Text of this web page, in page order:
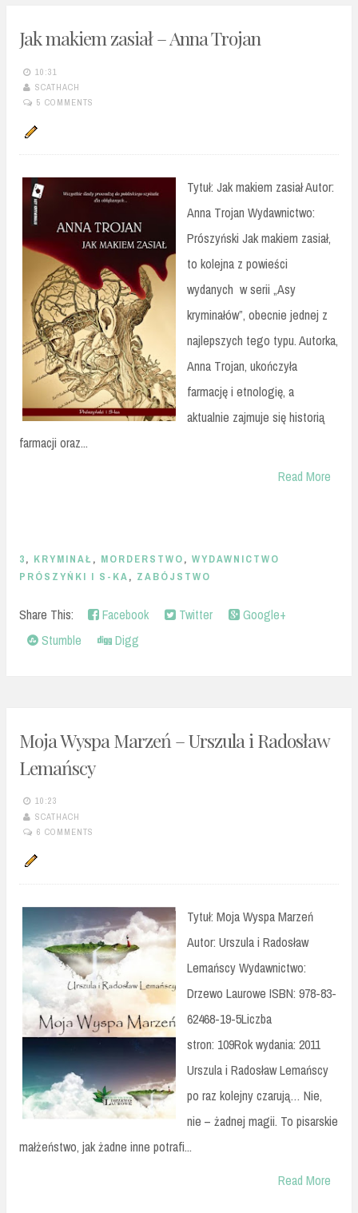
Jak makiem zasiał – Anna Trojan
10:31
SCATHACH
5 COMMENTS
Tytuł: Jak makiem zasiał Autor:
Anna Trojan Wydawnictwo:
Prószyński Jak makiem zasiał,
to kolejna z powieści
wydanych w serii „Asy
kryminałów”, obecnie jednej z
najlepszych tego typu. Autorka,
Anna Trojan, ukończyła
farmację i etnologię, a
aktualnie zajmuje się historią
farmacji oraz...
Read More
3, KRYMINAŁ, MORDERSTWO, WYDAWNICTWO
PRÓSZYŃKI I S-KA, ZABÓJSTWO
Share This: Facebook Twitter
Google+
Stumble
Digg
Moja Wyspa Marzeń – Urszula i Radosław
Lemańscy
10:23
SCATHACH
6 COMMENTS
Tytuł: Moja Wyspa Marzeń
Autor: Urszula i Radosław
Lemańscy Wydawnictwo:
Drzewo Laurowe ISBN: 978-83-
62468-19-5Liczba
stron: 109Rok wydania: 2011
Urszula i Radosław Lemańscy
po raz kolejny czarują… Nie,
nie – żadnej magii. To pisarskie
małżeństwo, jak żadne inne potrafi...
Read More